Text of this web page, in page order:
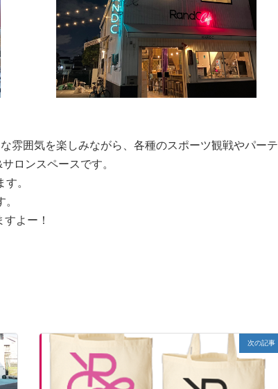
雰囲気を楽しみながら、各種のスポーツ観戦やパーテ
ロンスペースです。
。
よー！
次の記事